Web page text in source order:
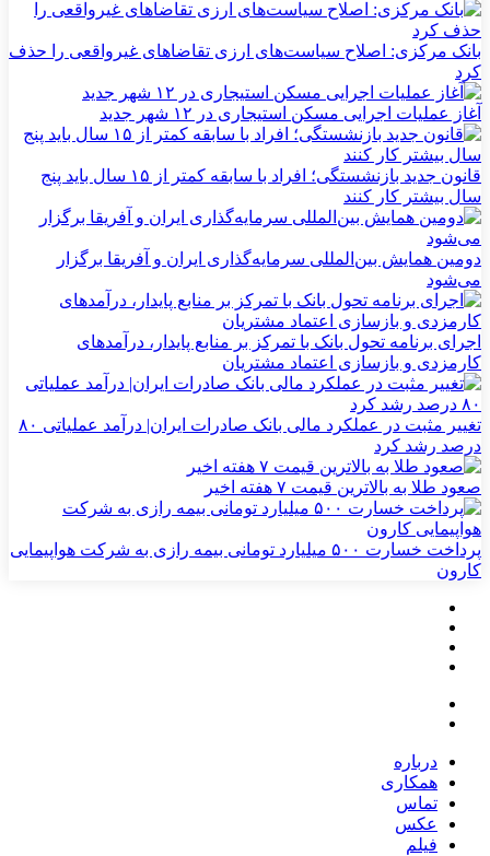
بانک مرکزی: اصلاح سیاست‌های ارزی تقاضاهای غیرواقعی را حذف
کرد
آغاز عملیات اجرایی مسکن استیجاری در ۱۲ شهر جدید
قانون جدید بازنشستگی؛ افراد با سابقه کمتر از ۱۵ سال باید پنج
سال بیشتر کار کنند
دومین همایش بین‌المللی سرمایه‌گذاری ایران و آفریقا برگزار
می‌شود
اجرای برنامه تحول بانک با تمرکز بر منابع پایدار، درآمدهای
کارمزدی و بازسازی اعتماد مشتریان
تغییر مثبت در عملکرد مالی بانک صادرات ایران| درآمد عملیاتی ۸۰
درصد رشد کرد
صعود طلا به بالاترین قیمت ۷ هفته اخیر
پرداخت خسارت ۵۰۰ میلیارد تومانی بیمه رازی به شرکت هواپیمایی
کارون
درباره
همکاری
تماس
عکس
فیلم